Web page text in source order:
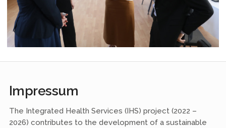
Impressum
The Integrated Health Services (IHS) project (2022 –
2026) contributes to the development of a sustainable